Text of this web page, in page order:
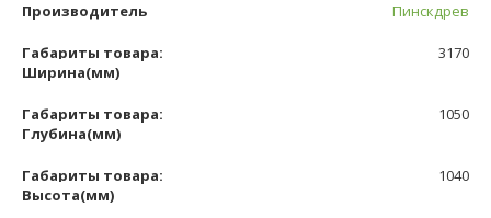
Производитель Пинскдрев
Габариты товара:
Ширина(мм)
3170
Габариты товара:
Глубина(мм)
1050
Габариты товара:
Высота(мм)
1040